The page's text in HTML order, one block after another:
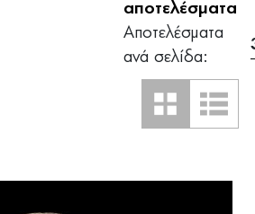
αποτελέσματα
Αποτελέσματα
ανά σελίδα: